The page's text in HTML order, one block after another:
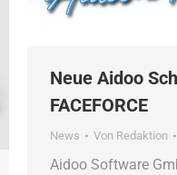
Neue Aidoo
FACEFORCE
News Von Redaktion
Aidoo Software